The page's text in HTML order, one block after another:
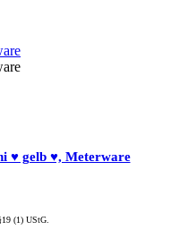
♥ gelb ♥, Meterware
(1) UStG.